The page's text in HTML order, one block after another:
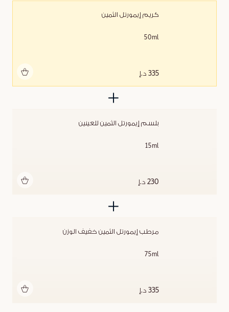
كريم إيمورتل الثمين
50ml
335 د.إ
بلسم إيمورتل الثمين للعينين
15ml
230 د.إ
مرطب إيمورتل الثمين خفيف الوزن
75ml
335 د.إ